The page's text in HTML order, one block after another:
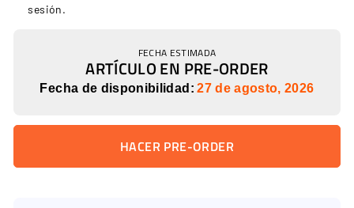
sesión.
FECHA ESTIMADA
ARTÍCULO EN PRE-ORDER
Fecha de disponibilidad: 27 de agosto, 2026
HACER PRE-ORDER